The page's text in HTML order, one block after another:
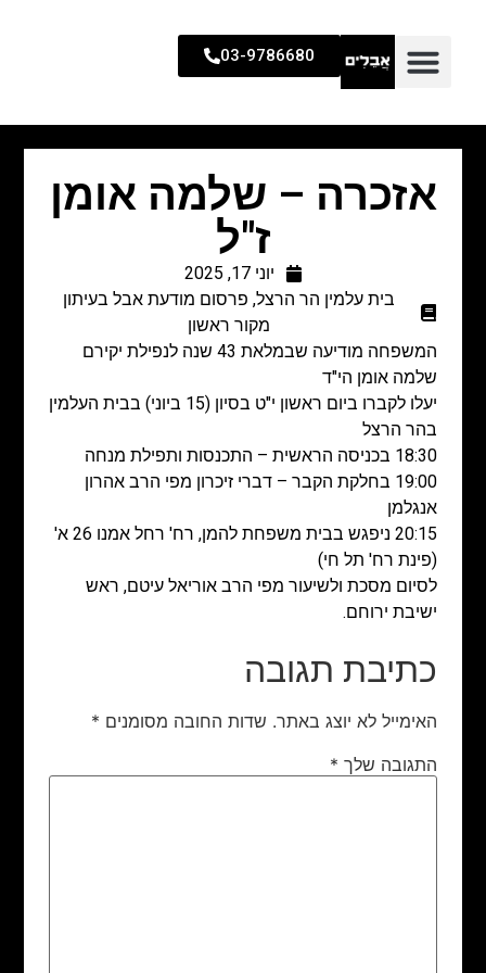
03-9786680
אזכרה – שלמה אומן
ז"ל
יוני 17, 2025
בית עלמין הר הרצל, פרסום מודעת אבל בעיתון
מקור ראשון
המשפחה מודיעה שבמלאת 43 שנה לנפילת יקירם
שלמה אומן הי"ד
יעלו לקברו ביום ראשון י"ט בסיון (15 ביוני) בבית העלמין
בהר הרצל
18:30 בכניסה הראשית – התכנסות ותפילת מנחה
19:00 בחלקת הקבר – דברי זיכרון מפי הרב אהרון
אנגלמן
20:15 ניפגש בבית משפחת להמן,
רח' רחל אמנו 26 א'
(פינת רח' תל חי)
לסיום מסכת ולשיעור מפי הרב אוריאל עיטם, ראש
ישיבת ירוחם.
כתיבת תגובה
האימייל לא יוצג באתר. שדות החובה מסומנים *
התגובה שלך *